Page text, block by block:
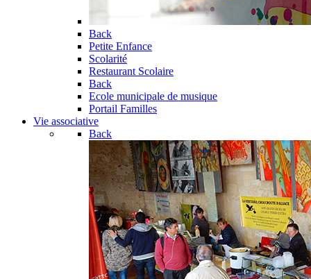
Back
Petite Enfance
Scolarité
Restaurant Scolaire
Back
Ecole municipale de musique
Portail Familles
Vie associative
Back